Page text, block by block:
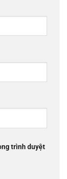
trình duyệt